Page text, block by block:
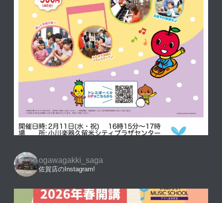
ogawagakki_saga
佐賀店のInstagram!